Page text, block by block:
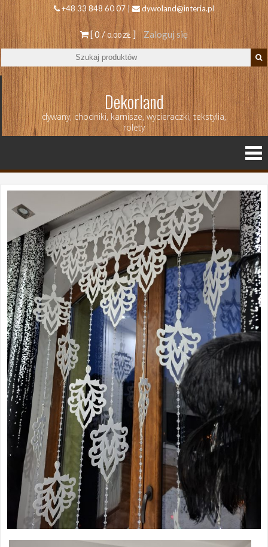
+48 33 848 60 07 | dywoland@interia.pl
[ 0 /0.00 ZŁ ] Zaloguj się
Dekorland
dywany, chodniki, karnisze, wycieraczki, tekstylia,
rolety